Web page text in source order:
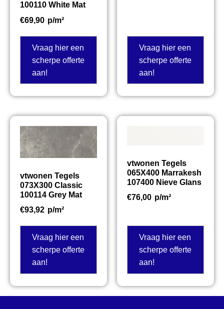
100110 White Mat
€69,90 p/m²
Vraag hier een
scherpe offerte
aan!
Vraag hier een
scherpe offerte
aan!
vtwonen Tegels
073X300 Classic
100114 Grey Mat
€93,92 p/m²
Vraag hier een
scherpe offerte
aan!
vtwonen Tegels
065X400 Marrakesh
107400 Nieve Glans
€76,00 p/m²
Vraag hier een
scherpe offerte
aan!